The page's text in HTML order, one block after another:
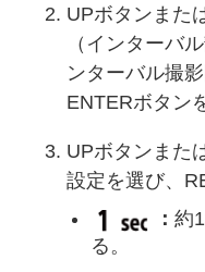
UPボタンまた
（インターバ
ンターバル撮
ENTERボタン
UPボタンまた
設定を選び、
： 約
る。